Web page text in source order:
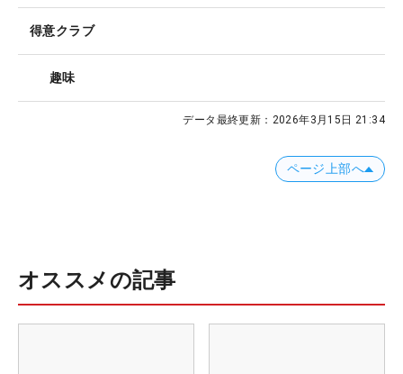
得意クラブ
趣味
データ最終更新： 2026年3月15日 21:34
ページ上部へ
オススメの記事